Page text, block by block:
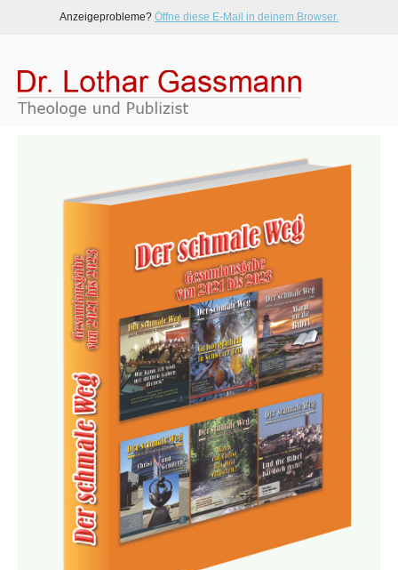
Anzeigeprobleme? Öffne diese E-Mail in deinem Browser.